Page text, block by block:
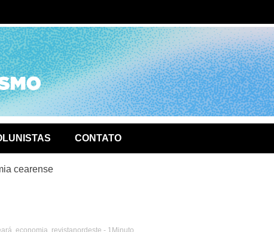
de
CONTATO
cearense
, economia, revistanordeste - 1Minuto